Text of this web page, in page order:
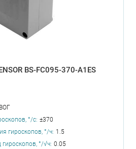
BS-FC095-370-A1ES
ВОГ
°/с: ±370
гироскопов, °/ч: 1.5
°/√ч: 0.05